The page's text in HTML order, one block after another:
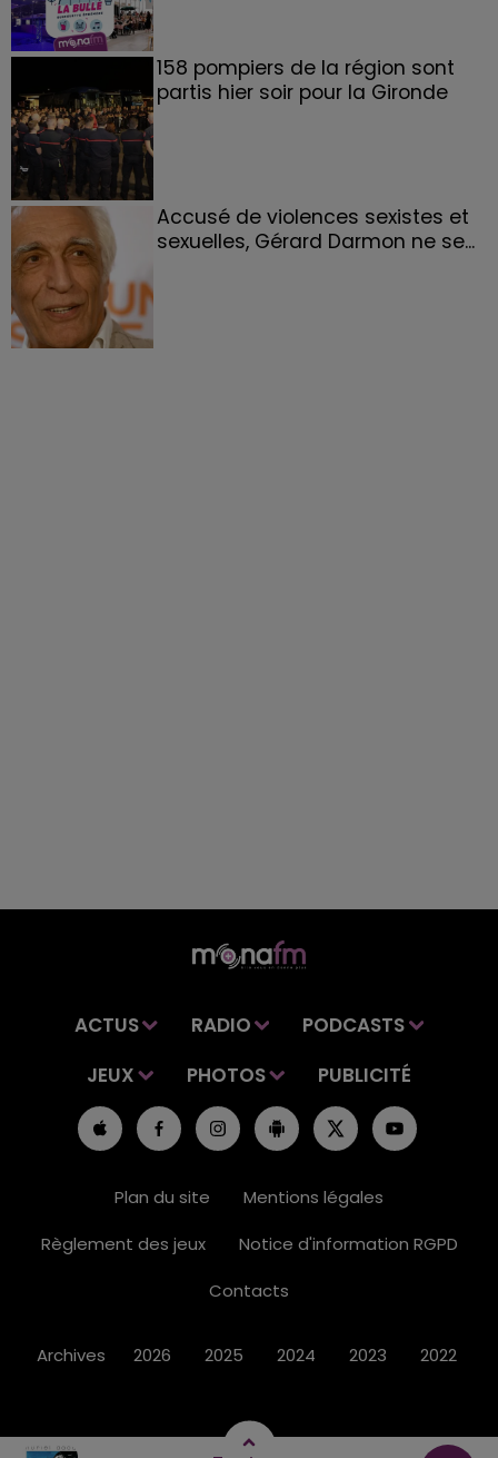
158 pompiers de la région sont
partis hier soir pour la Gironde
Accusé de violences sexistes et
sexuelles, Gérard Darmon ne se...
ACTUS RADIO
PODCASTS
JEUX
PHOTOS PUBLICITÉ
Plan du site
Mentions légales
Règlement des jeux
Notice d'information RGPD
Contacts
Archives 2026 2025 2024 2023 2022